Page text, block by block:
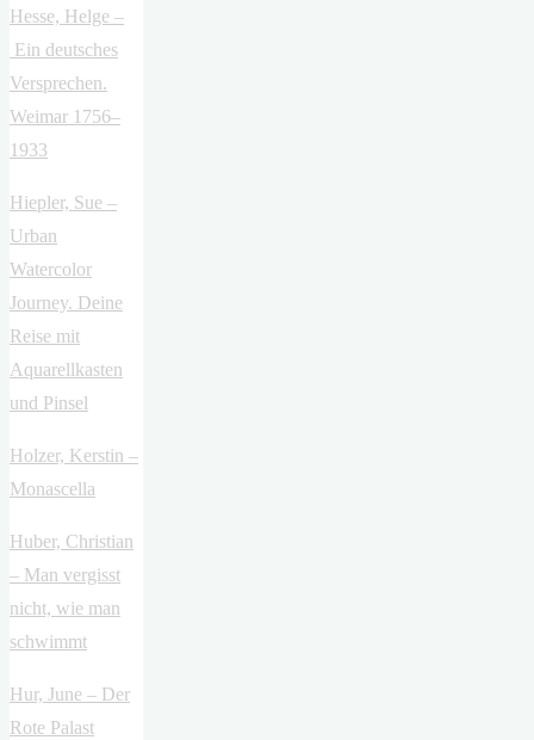
Hesse, Helge –
Ein deutsches
Versprechen.
Weimar 1756–
1933
Hiepler, Sue –
Urban
Watercolor
Journey. Deine
Reise mit
Aquarellkasten
und Pinsel
Holzer, Kerstin –
Monascella
Huber, Christian
– Man vergisst
nicht, wie man
schwimmt
Hur, June – Der
Rote Palast